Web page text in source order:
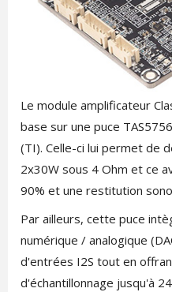
Le module amplificateur
base sur une puce
(TI). Celle-ci lui permet de
2x30W sous 4 Ohm et ce
90% et une restitution
Par ailleurs, cette puce
numérique / analogique
d'entrées I2S tout en
d'échantillonnage jusqu'à